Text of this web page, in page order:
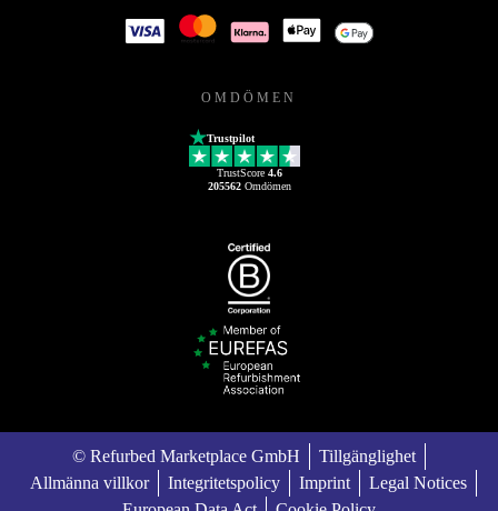
OMDÖMEN
Trustpilot
TrustScore 4.6
205562Omdömen
© Refurbed Marketplace GmbH
Tillgänglighet
Allmänna villkor
Integritetspolicy Imprint
Legal Notices